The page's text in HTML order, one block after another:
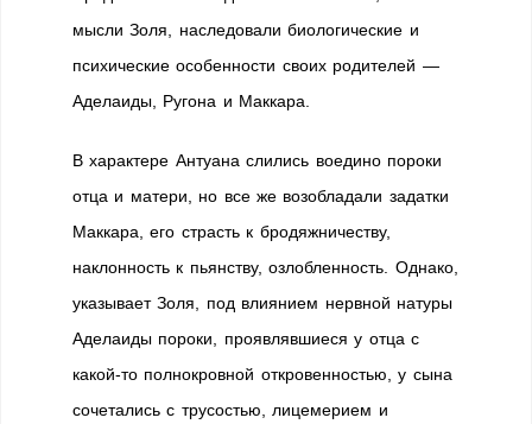
мысли Золя, наследовали биологические и
психические особенности своих родителей —
Аделаиды, Ругона и Маккара.
В характере Антуана слились воедино пороки
отца и матери, но все же возобладали задатки
Маккара, его страсть к бродяжничеству,
наклонность к пьянству, озлобленность. Однако,
указывает Золя, под влиянием нервной натуры
Аделаиды пороки, проявлявшиеся у отца с
какой-то полнокровной откровенностью, у сына
сочетались с трусостью, лицемерием и